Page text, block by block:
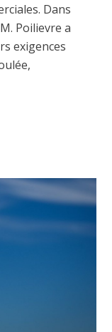
Dans
Poilievre a
exigences